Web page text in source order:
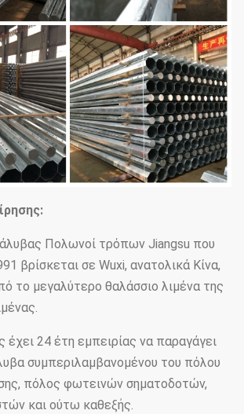
Πολωνοί τρόπων Jiangsu που
βρίσκεται σε Wuxi, ανατολικά Κίνα,
το μεγαλύτερο θαλάσσιο λιμένα της
έχει 24 έτη εμπειρίας να παραγάγει
συμπεριλαμβανομένου του πόλου
πόλος φωτεινών σηματοδοτών,
και ούτω καθεξής.